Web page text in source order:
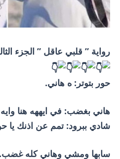
رواية ” قلبي عاقل ” الجزء
حور بتوتر: ه هاني.
هاني بغضب: في ايههه هنا وايه
شادي ببرود: تمم عن اذنك يا
سابها ومشي وهاني كله غضب.